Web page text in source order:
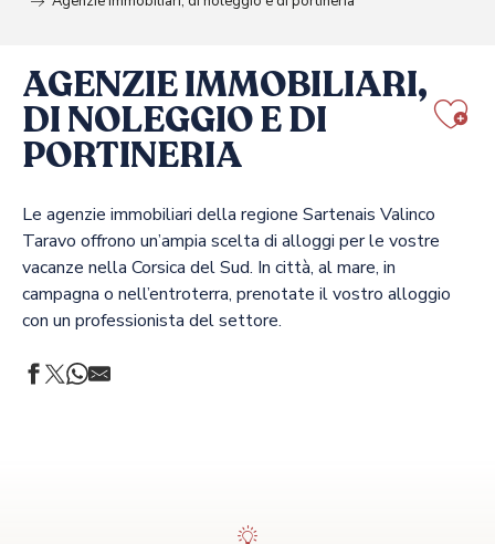
AGENZIE IMMOBILIARI,
DI NOLEGGIO E DI
PORTINERIA
Le agenzie immobiliari della regione Sartenais Valinco
Taravo offrono un’ampia scelta di alloggi per le vostre
vacanze nella Corsica del Sud. In città, al mare, in
campagna o nell’entroterra, prenotate il vostro alloggio
con un professionista del settore.